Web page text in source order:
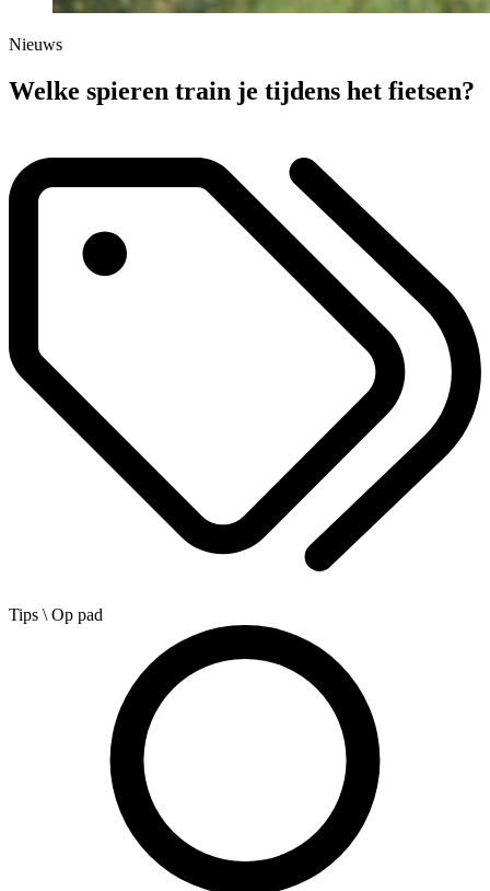
Nieuws
Welke spieren train je tijdens het fietsen?
Tips \ Op pad